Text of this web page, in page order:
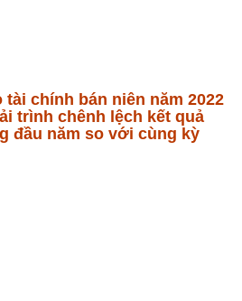
tài chính bán niên năm 2022
trình chênh lệch kết quả
đầu năm so với cùng kỳ